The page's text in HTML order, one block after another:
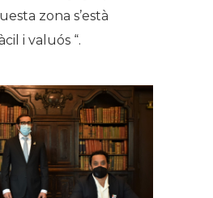
zona s’està
i valuós “.